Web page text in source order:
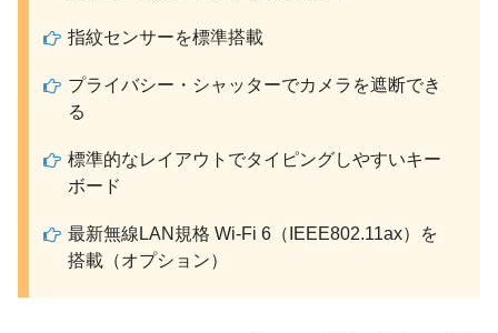
指紋センサーを標準搭載
プライバシー・シャッターでカメラを遮断でき
る
標準的なレイアウトでタイピングしやすいキー
ボード
最新無線LAN規格 Wi-Fi 6（IEEE802.11ax）を
搭載（オプション）